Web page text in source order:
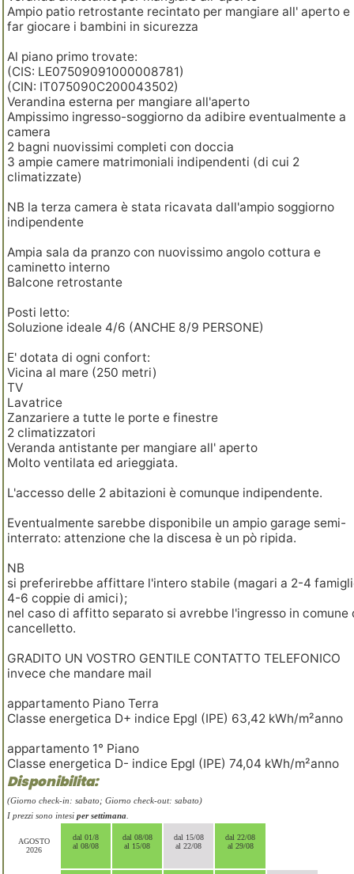
Ampio patio retrostante recintato per mangiare all' aperto e
far giocare i bambini in sicurezza
Al piano primo trovate:
(CIS: LE07509091000008781)
(CIN: IT075090C200043502)
Verandina esterna per mangiare all'aperto
Ampissimo ingresso-soggiorno da adibire eventualmente a
camera
2 bagni nuovissimi completi con doccia
3 ampie camere matrimoniali indipendenti (di cui 2
climatizzate)
NB la terza camera è stata ricavata dall'ampio soggiorno
indipendente
Ampia sala da pranzo con nuovissimo angolo cottura e
caminetto interno
Balcone retrostante
Posti letto:
Soluzione ideale 4/6 (ANCHE 8/9 PERSONE)
E' dotata di ogni confort:
Vicina al mare (250 metri)
TV
Lavatrice
Zanzariere a tutte le porte e finestre
2 climatizzatori
Veranda antistante per mangiare all' aperto
Molto ventilata ed arieggiata.
L'accesso delle 2 abitazioni è comunque indipendente.
Eventualmente sarebbe disponibile un ampio garage semi-
interrato: attenzione che la discesa è un pò ripida.
NB
si preferirebbe affittare l'intero stabile (magari a 2-4
4-6 coppie di amici);
nel caso di affitto separato si avrebbe l'ingresso in comune
cancelletto.
GRADITO UN VOSTRO GENTILE CONTATTO TELEFONICO
invece che mandare mail
appartamento Piano Terra
Classe energetica D+ indice Epgl (IPE) 63,42 kWh/m²anno
appartamento 1° Piano
Classe energetica D- indice Epgl (IPE) 74,04 kWh/m²anno
Disponibilita:
(Giorno check-in: sabato; Giorno check-out: sabato)
I prezzi sono intesiper settimana
AGOSTO
2026
dal 01/8
al 08/08
dal 08/08
al 15/08
dal 15/08
al 22/08
dal 22/08
al 29/08